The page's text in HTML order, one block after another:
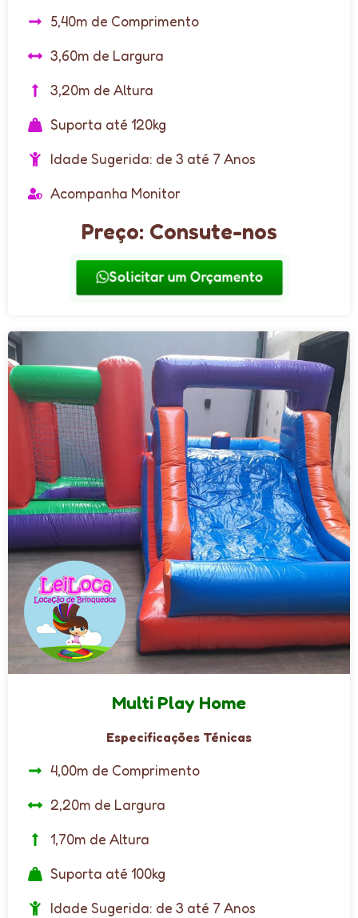
5,40m de Comprimento
3,60m de Largura
3,20m de Altura
Suporta até 120kg
Idade Sugerida: de 3 até 7 Anos
Acompanha Monitor
Preço: Consute-nos
Solicitar um Orçamento
Multi Play Home
Especificações Ténicas
4,00m de Comprimento
2,20m de Largura
1,70m de Altura
Suporta até 100kg
Idade Sugerida: de 3 até 7 Anos